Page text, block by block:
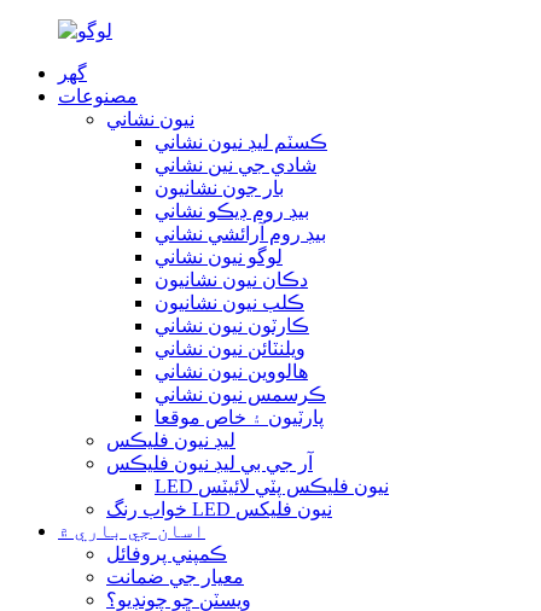
گهر
مصنوعات
نيون نشاني
ڪسٽم ليڊ نيون نشاني
شادي جي نين نشاني
بار جون نشانيون
بيڊ روم ڊيڪو نشاني
بيڊ روم آرائشي نشاني
لوگو نيون نشاني
دڪان نيون نشانيون
ڪلب نيون نشانيون
ڪارٽون نيون نشاني
ويلنٽائن نيون نشاني
هالووین نيون نشاني
ڪرسمس نيون نشاني
پارٽيون ۽ خاص موقعا
ليڊ نيون فليڪس
آر جي بي ليڊ نيون فليڪس
LED نيون فليڪس پٽي لائيٽس
خواب رنگ LED نيون فلیکس
اسان جي باري ۾
ڪمپني پروفائل
معيار جي ضمانت
ويسٽن ڇو چونڊيو؟